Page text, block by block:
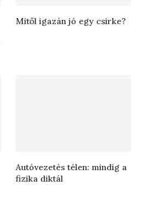
Mitől igazán jó egy csirke?
Autóvezetés télen: mindig a
fizika diktál